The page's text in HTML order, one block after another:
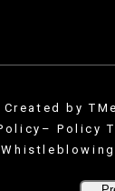
Created by
– Policy
Whistleblowing